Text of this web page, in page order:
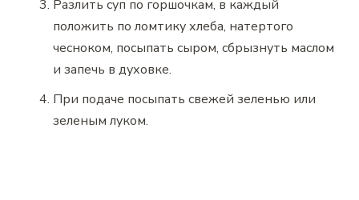
Разлить суп по горшочкам, в каждый
положить по ломтику хлеба, натертого
чесноком, посыпать сыром, сбрызнуть маслом
и запечь в духовке.
При подаче посыпать свежей зеленью или
зеленым луком.